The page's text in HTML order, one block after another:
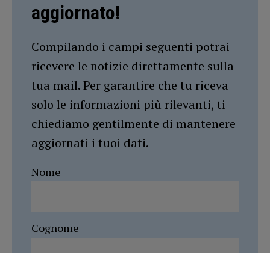
aggiornato!
Compilando i campi seguenti potrai
ricevere le notizie direttamente sulla
tua mail. Per garantire che tu riceva
solo le informazioni più rilevanti, ti
chiediamo gentilmente di mantenere
aggiornati i tuoi dati.
Nome
Cognome